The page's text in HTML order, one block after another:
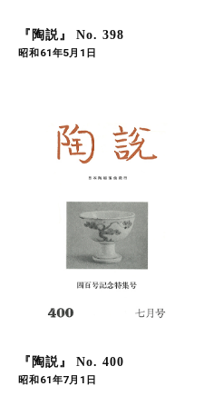
『陶説』 No. 398
昭和61年5月1日
『陶説』 No. 400
昭和61年7月1日